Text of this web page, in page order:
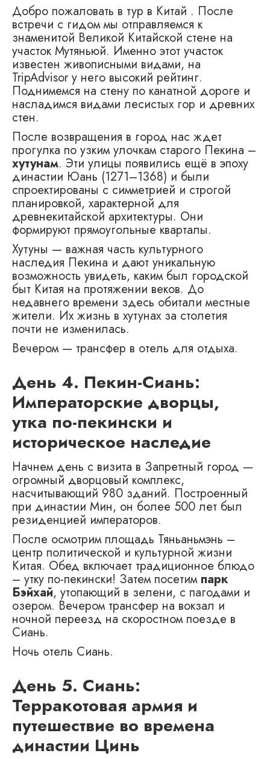
Добро пожаловать в тур в Китай . После
встречи с гидом мы отправляемся к
знаменитой Великой Китайской стене на
участок Мутяньюй. Именно этот участок
известен живописными видами, на
TripAdvisor у него высокий рейтинг.
Поднимемся на стену по канатной дороге и
насладимся видами лесистых гор и древних
стен.
После возвращения в город нас ждет
прогулка по узким улочкам старого Пекина –
хутунам. Эти улицы появились ещё в эпоху
династии Юань (1271–1368) и были
спроектированы с симметрией и строгой
планировкой, характерной для
древнекитайской архитектуры. Они
формируют прямоугольные кварталы.
Хутуны — важная часть культурного
наследия Пекина и дают уникальную
возможность увидеть, каким был городской
быт Китая на протяжении веков. До
недавнего времени здесь обитали местные
жители. Их жизнь в хутунах за столетия
почти не изменилась.
Вечером — трансфер в отель для отдыха.
День 4. Пекин-Сиань:
Императорские дворцы,
утка по-пекински и
историческое наследие
Начнем день с визита в Запретный город —
огромный дворцовый комплекс,
насчитывающий 980 зданий. Построенный
при династии Мин, он более 500 лет был
резиденцией императоров.
После осмотрим площадь Тяньаньмэнь –
центр политической и культурной жизни
Китая. Обед включает традиционное блюдо
– утку по-пекински! Затем посетим парк
Бэйхай, утопающий в зелени, с пагодами и
озером. Вечером трансфер на вокзал и
ночной переезд на скоростном поезде в
Сиань.
Ночь отель Сиань.
День 5. Сиань:
Терракотовая армия и
путешествие во времена
династии Цинь